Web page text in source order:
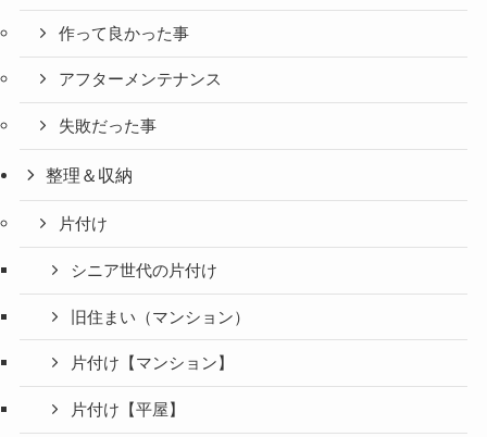
作って良かった事
アフターメンテナンス
失敗だった事
整理＆収納
片付け
シニア世代の片付け
旧住まい（マンション）
片付け【マンション】
片付け【平屋】